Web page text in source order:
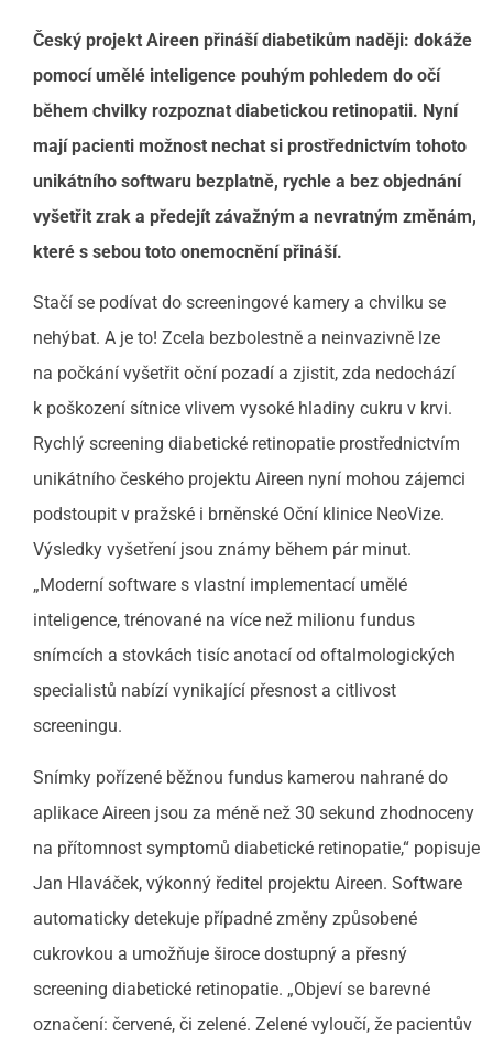
Český projekt Aireen přináší diabetikům naději: dokáže
pomocí umělé inteligence pouhým pohledem do očí
během chvilky rozpoznat diabetickou retinopatii. Nyní
mají pacienti možnost nechat si prostřednictvím tohoto
unikátního softwaru bezplatně, rychle a bez objednání
vyšetřit zrak a předejít závažným a nevratným změnám,
které s sebou toto onemocnění přináší.
Stačí se podívat do screeningové kamery a chvilku se
nehýbat. A je to! Zcela bezbolestně a neinvazivně lze
na počkání vyšetřit oční pozadí a zjistit, zda nedochází
k poškození sítnice vlivem vysoké hladiny cukru v krvi.
Rychlý screening diabetické retinopatie prostřednictvím
unikátního českého projektu Aireen nyní mohou zájemci
podstoupit v pražské i brněnské Oční klinice NeoVize.
Výsledky vyšetření jsou známy během pár minut.
„Moderní software s vlastní implementací umělé
inteligence, trénované na více než milionu fundus
snímcích a stovkách tisíc anotací od oftalmologických
specialistů nabízí vynikající přesnost a citlivost
screeningu.
Snímky pořízené běžnou fundus kamerou nahrané do
aplikace Aireen jsou za méně než 30 sekund zhodnoceny
na přítomnost symptomů diabetické retinopatie,“ popisuje
Jan Hlaváček, výkonný ředitel projektu Aireen. Software
automaticky detekuje případné změny způsobené
cukrovkou a umožňuje široce dostupný a přesný
screening diabetické retinopatie. „Objeví se barevné
označení: červené, či zelené. Zelené vyloučí, že pacientův